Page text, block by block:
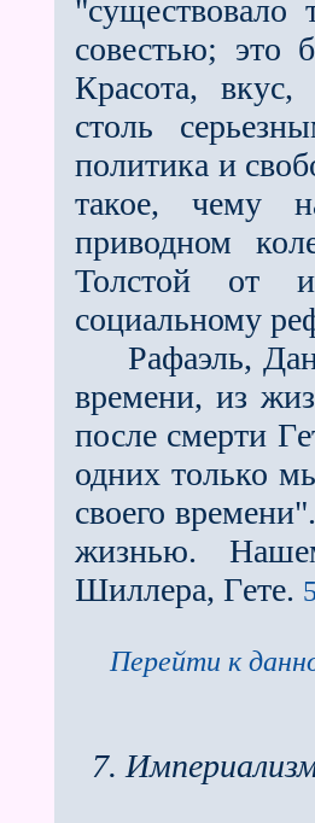
"существовало
совестью; это
Красота,
столь
политика и
такое, чему
приводном
Толстой от
социальному
Рафаэль,
времени, из
после смерти
одних только
своего
жизнью.
Шиллера, Гeте.
Перейти к
7.